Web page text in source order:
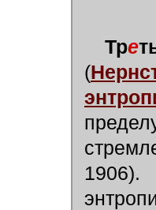
Тре
(
1906).